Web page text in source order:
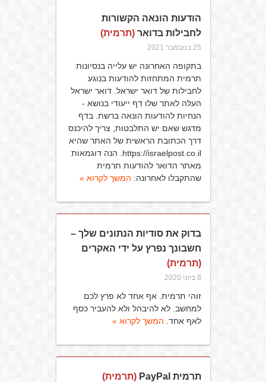
הודעות הונאה הקשורות
לחבילות בדואר(תרמית)
25 בנובמבר 2021
בתקופה האחרונה יש עלייה בנסיונות
תרמית המתחזות להודעות בנוגע
לחבילות של דואר ישראל. דואר ישראל
העלה לאתר שלו דף ייעודי בנושא -
הנחיות להודעות הונאה ברשת. בדף
מדגש שאם יש התלבטות, צריך להיכנס
דרך הכתובת הראשית של האתר שהיא
https://israelpost.co.il. הנה דוגמאות
מאתר הדואר להודעות תרמית
שהתקבלו לאחרונה: המשך לקרוא »
בדוק את סודיות הנתונים שלך –
חשבונך נפרץ על ידי האקרים
(תרמית)
8 ביוני 2020
זוהי תרמית. אף אחד לא פרץ לכם
למחשב. לא להיבהל ולא להעביר כסף
לאף אחד. המשך לקרוא »
תרמית PayPal (תרמית)